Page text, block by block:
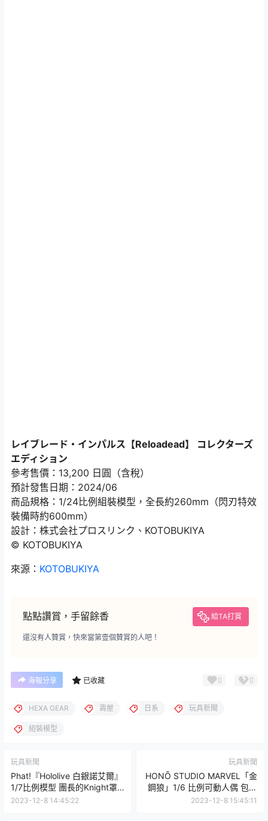
レイブレード・インパルス【Reloadead】 コレクターズ
エディション
參考售價：13,200 日圓（含稅）
預計發售日期：2024/06
商品規格：1/24比例組裝模型，全長約260mm（閃刃特效
裝備時約600mm）
設計：株式会社プロスリンク、KOTOBUKIYA
© KOTOBUKIYA
來源： KOTOBUKIYA
點點讚賞，手留餘香 給TA打賞
還沒有人贊賞，快來當第壹個贊賞的人吧！
海報分享 已收藏 0 0
HEXA GEAR 壽屋 日系 玩具新聞
組裝模型
玩具新聞
Phat!『Hololive 白銀諾艾爾』
1/7比例模型 團長的Knight罩
杯胸肌快掉出來啦！！
2023-12-8 14:45:22
玩具新聞
HONŌ STUDIO MARVEL「金
鋼狼」1/6 比例可動人偶 包膠
無縫再現雙臂粗壯線條！
2023-12-8 15:45:11